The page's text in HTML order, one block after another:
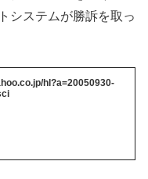
システムが勝訴を取っ
hl?a=20050930-